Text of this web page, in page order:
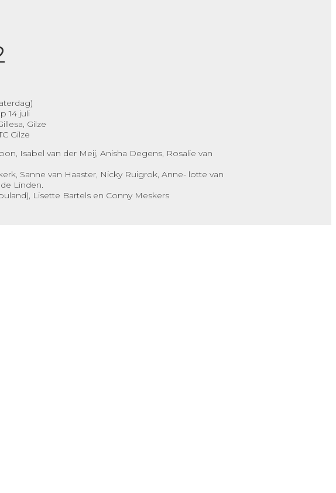
14 juli
Gilze
Gilze
Isabel van der Meij, Anisha Degens, Rosalie van
Sanne van Haaster, Nicky Ruigrok, Anne- lotte van
Linden.
Lisette Bartels en Conny Meskers